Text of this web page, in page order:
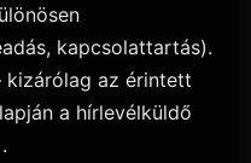
kapcsolattartás).
kizárólag az érintett
a hírlevélküldő